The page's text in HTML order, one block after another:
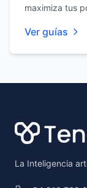
maximiza tus
Ver guías
La Inteligencia